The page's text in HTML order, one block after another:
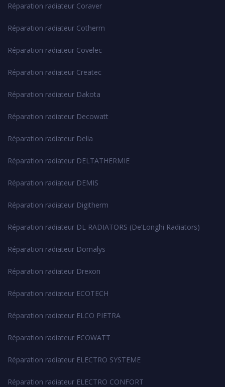
Réparation radiateur Coraver
Réparation radiateur Cotherm
Réparation radiateur Covelec
Réparation radiateur Createc
Réparation radiateur Dakota
Réparation radiateur Decowatt
Réparation radiateur Delia
Réparation radiateur DELTATHERMIE
Réparation radiateur DEMIS
Réparation radiateur Digitherm
Réparation radiateur DL RADIATORS (De’Longhi Radiators)
Réparation radiateur Domalys
Réparation radiateur Drexon
Réparation radiateur ECOTECH
Réparation radiateur ELCO PIETRA
Réparation radiateur ECOWATT
Réparation radiateur ELECTRO SYSTEME
Réparation radiateur ELECTRO CONFORT